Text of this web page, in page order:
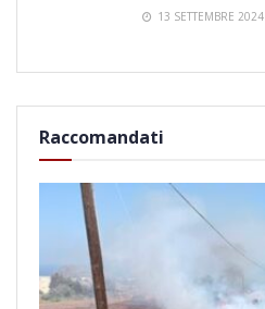
13 SETTEMBRE 2024
Raccomandati